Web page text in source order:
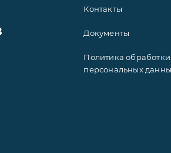
Контакты
Документы
Политика обработки
персональных